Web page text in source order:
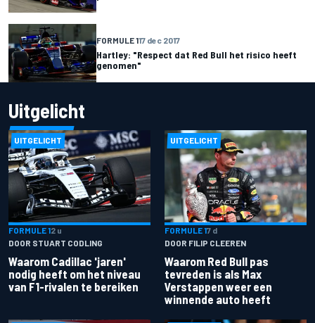
FORMULE 117 dec 2017
Hartley: "Respect dat Red Bull het risico heeft
genomen"
Uitgelicht
UITGELICHT
FORMULE 12 u
DOOR STUART CODLING
Waarom Cadillac 'jaren'
nodig heeft om het niveau
van F1-rivalen te bereiken
UITGELICHT
FORMULE 17 d
DOOR FILIP CLEEREN
Waarom Red Bull pas
tevreden is als Max
Verstappen weer een
winnende auto heeft